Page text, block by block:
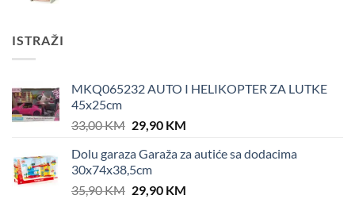
ISTRAŽI
MKQ065232 AUTO I HELIKOPTER ZA LUTKE
45x25cm
33,00KM Original
was:
33,00 KM.
29,90 KMCurrent
is:
Dolu garaza Garaža za autiće sa dodacima
30x74x38,5cm
35,90KM Original
29,90 KMCurrent